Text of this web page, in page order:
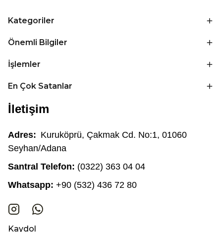
Kategoriler
Önemli Bilgiler
İşlemler
En Çok Satanlar
İletişim
Adres: Kuruköprü, Çakmak Cd. No:1, 01060
Seyhan/Adana
Santral Telefon: (0322) 363 04 04
Whatsapp: +90 (532) 436 72 80
Kaydol